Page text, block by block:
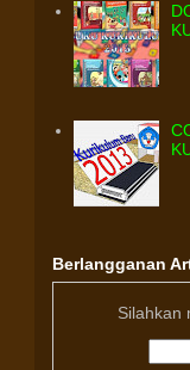
Berlangganan
Silahkan